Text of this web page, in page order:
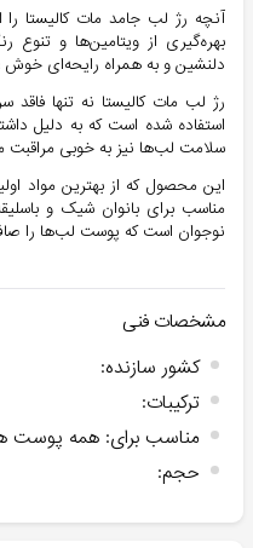
آنچه رژ لب جامد مات کالیستا را
دلنشین و به همراه رایحه‌ای
رژ لب مات کالیستا نه تنها
سلامت لب‌ها نیز به خوبی مراقبت
این محصول که از بهترین مواد
مناسب برای بانوان شیک و
نوجوان است که پوست لب‌ها را
مشخصات فنی
کشور سازنده:
ترکیبات:
مناسب برای: همه پوست
حجم: